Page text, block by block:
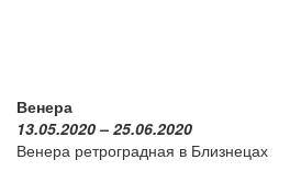
Венера
13.05.2020 – 25.06.2020
Венера ретроградная в Близнецах